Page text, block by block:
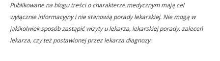
Publikowane na blogu treści o charakterze medycznym mają cel
wyłącznie informacyjny i nie stanowią porady lekarskiej. Nie mogą w
jakikolwiek sposób zastąpić wizyty u lekarza, lekarskiej porady, zaleceń
lekarza, czy też postawionej przez lekarza diagnozy.